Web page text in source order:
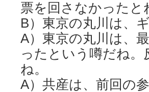
票を回さなかったと
B）東京の丸川は、
A）東京の丸川は、
ったという噂だね。
ね。
A）共産は、前回の